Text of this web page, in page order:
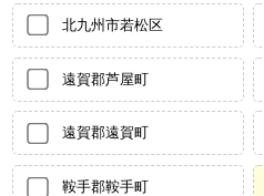
北九州市若松区
遠賀郡芦屋町
遠賀郡遠賀町
鞍手郡鞍手町